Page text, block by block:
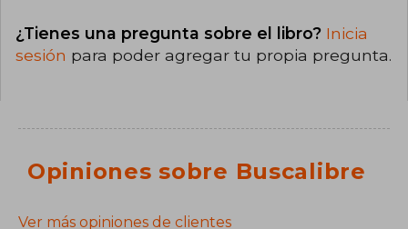
¿Tienes una pregunta sobre el libro? Inicia
sesión para poder agregar tu propia pregunta.
Opiniones sobre Buscalibre
Ver más opiniones de clientes